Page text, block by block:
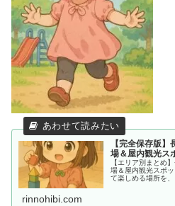
【完全保存版
場＆屋内観光ス
【エリア別まとめ
場＆屋内観光スポ
て楽しめる場所を
rinnohibi.com